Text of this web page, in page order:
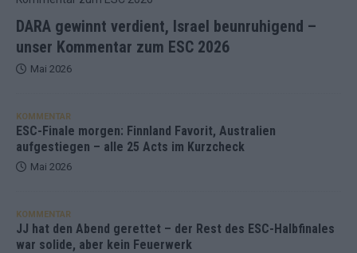
DARA gewinnt verdient, Israel beunruhigend –
unser Kommentar zum ESC 2026
Mai 2026
KOMMENTAR
ESC-Finale morgen: Finnland Favorit, Australien
aufgestiegen – alle 25 Acts im Kurzcheck
Mai 2026
KOMMENTAR
JJ hat den Abend gerettet – der Rest des ESC-Halbfinales
war solide, aber kein Feuerwerk